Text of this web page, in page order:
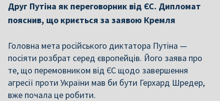
Друг Путіна як переговорник від ЄС. Дипломат
пояснив, що криється за заявою Кремля
Головна мета російського диктатора Путіна —
посіяти розбрат серед європейців. Його заява про
те, що перемовником від ЄС щодо завершення
агресії проти України мав би бути Герхард Шредер,
вже почала це робити.